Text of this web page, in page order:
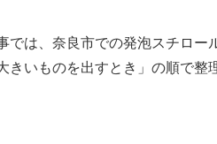
では、奈良市での発泡スチロ
きいものを出すとき」の順で整